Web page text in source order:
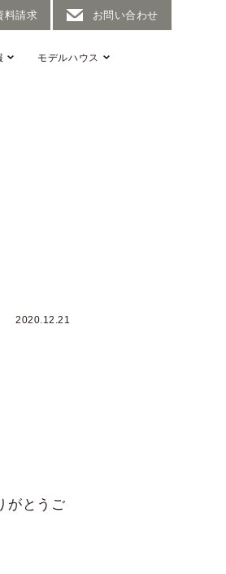
料請求 お問い合わせ
モデルハウス
2020.12.21
がとうご